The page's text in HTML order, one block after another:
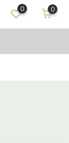
0 0